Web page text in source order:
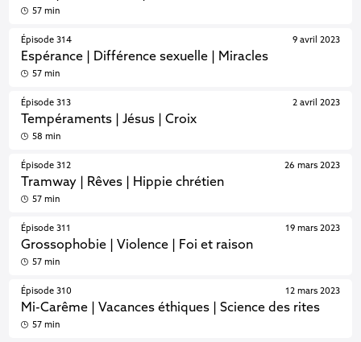
57 min
Épisode 314
Espérance | Différence sexuelle | Miracles
9 avril 2023
57 min
Épisode 313
Tempéraments | Jésus | Croix
2 avril 2023
58 min
Épisode 312
Tramway | Rêves | Hippie chrétien
26 mars 2023
57 min
Épisode 311
Grossophobie | Violence | Foi et raison
19 mars 2023
57 min
Épisode 310
Mi-Carême | Vacances éthiques | Science des rites
12 mars 2023
57 min